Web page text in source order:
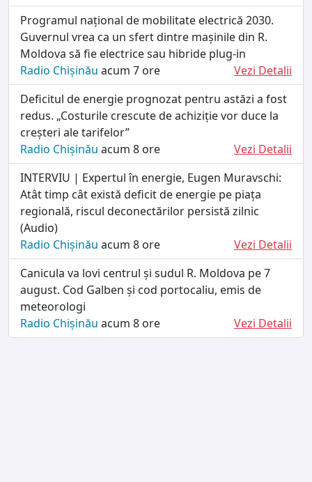
Programul național de mobilitate electrică 2030.
Guvernul vrea ca un sfert dintre mașinile din R.
Moldova să fie electrice sau hibride plug-in
Radio Chișinău acum 7 ore
Vezi Detalii
Deficitul de energie prognozat pentru astăzi a fost
redus. „Costurile crescute de achiziție vor duce la
creșteri ale tarifelor”
Radio Chișinău acum 8 ore
Vezi Detalii
INTERVIU | Expertul în energie, Eugen Muravschi:
Atât timp cât există deficit de energie pe piața
regională, riscul deconectărilor persistă zilnic
(Audio)
Radio Chișinău acum 8 ore
Vezi Detalii
Canicula va lovi centrul și sudul R. Moldova pe 7
august. Cod Galben și cod portocaliu, emis de
meteorologi
Radio Chișinău acum 8 ore Vezi Detalii